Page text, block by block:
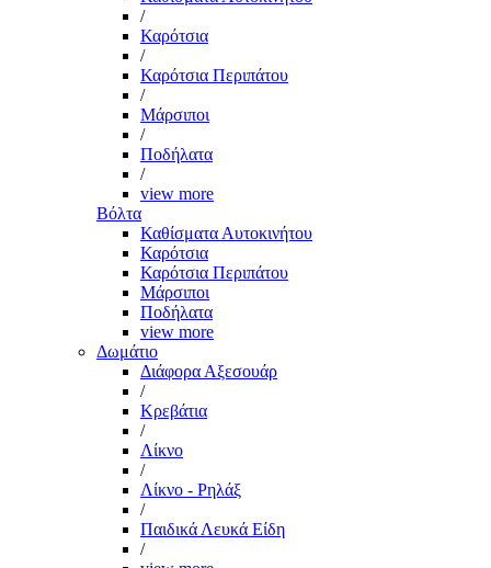
/
Καρότσια
/
Καρότσια Περιπάτου
/
Μάρσιποι
/
Ποδήλατα
/
view more
Βόλτα
Καθίσματα Αυτοκινήτου
Καρότσια
Καρότσια Περιπάτου
Μάρσιποι
Ποδήλατα
view more
Δωμάτιο
Διάφορα Αξεσουάρ
/
Κρεβάτια
/
Λίκνο
/
Λίκνο - Ρηλάξ
/
Παιδικά Λευκά Είδη
/